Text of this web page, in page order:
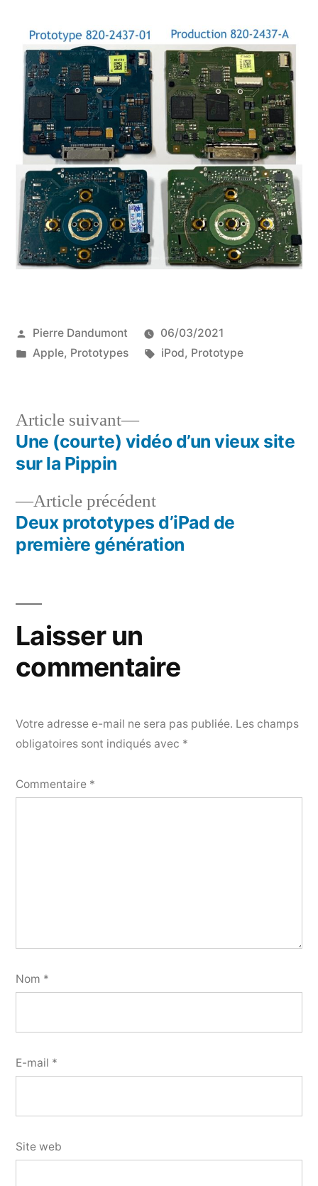
Publié
par
Pierre Dandumont
06/03/2021
Publié
Apple, Prototypes Étiquettes :
iPod, Prototype
Navigation
l’article
Article précédentArticle
précédent :
Deux prototypes d’iPad de
première génération
Article suivant
Article
suivant :
Une (courte) vidéo d’un vieux site
sur la Pippin
Laisser un
commentaire
Votre adresse e-mail ne sera pas publiée. Les champs
obligatoires sont indiqués avec *
Commentaire *
Nom *
E-mail *
Site web